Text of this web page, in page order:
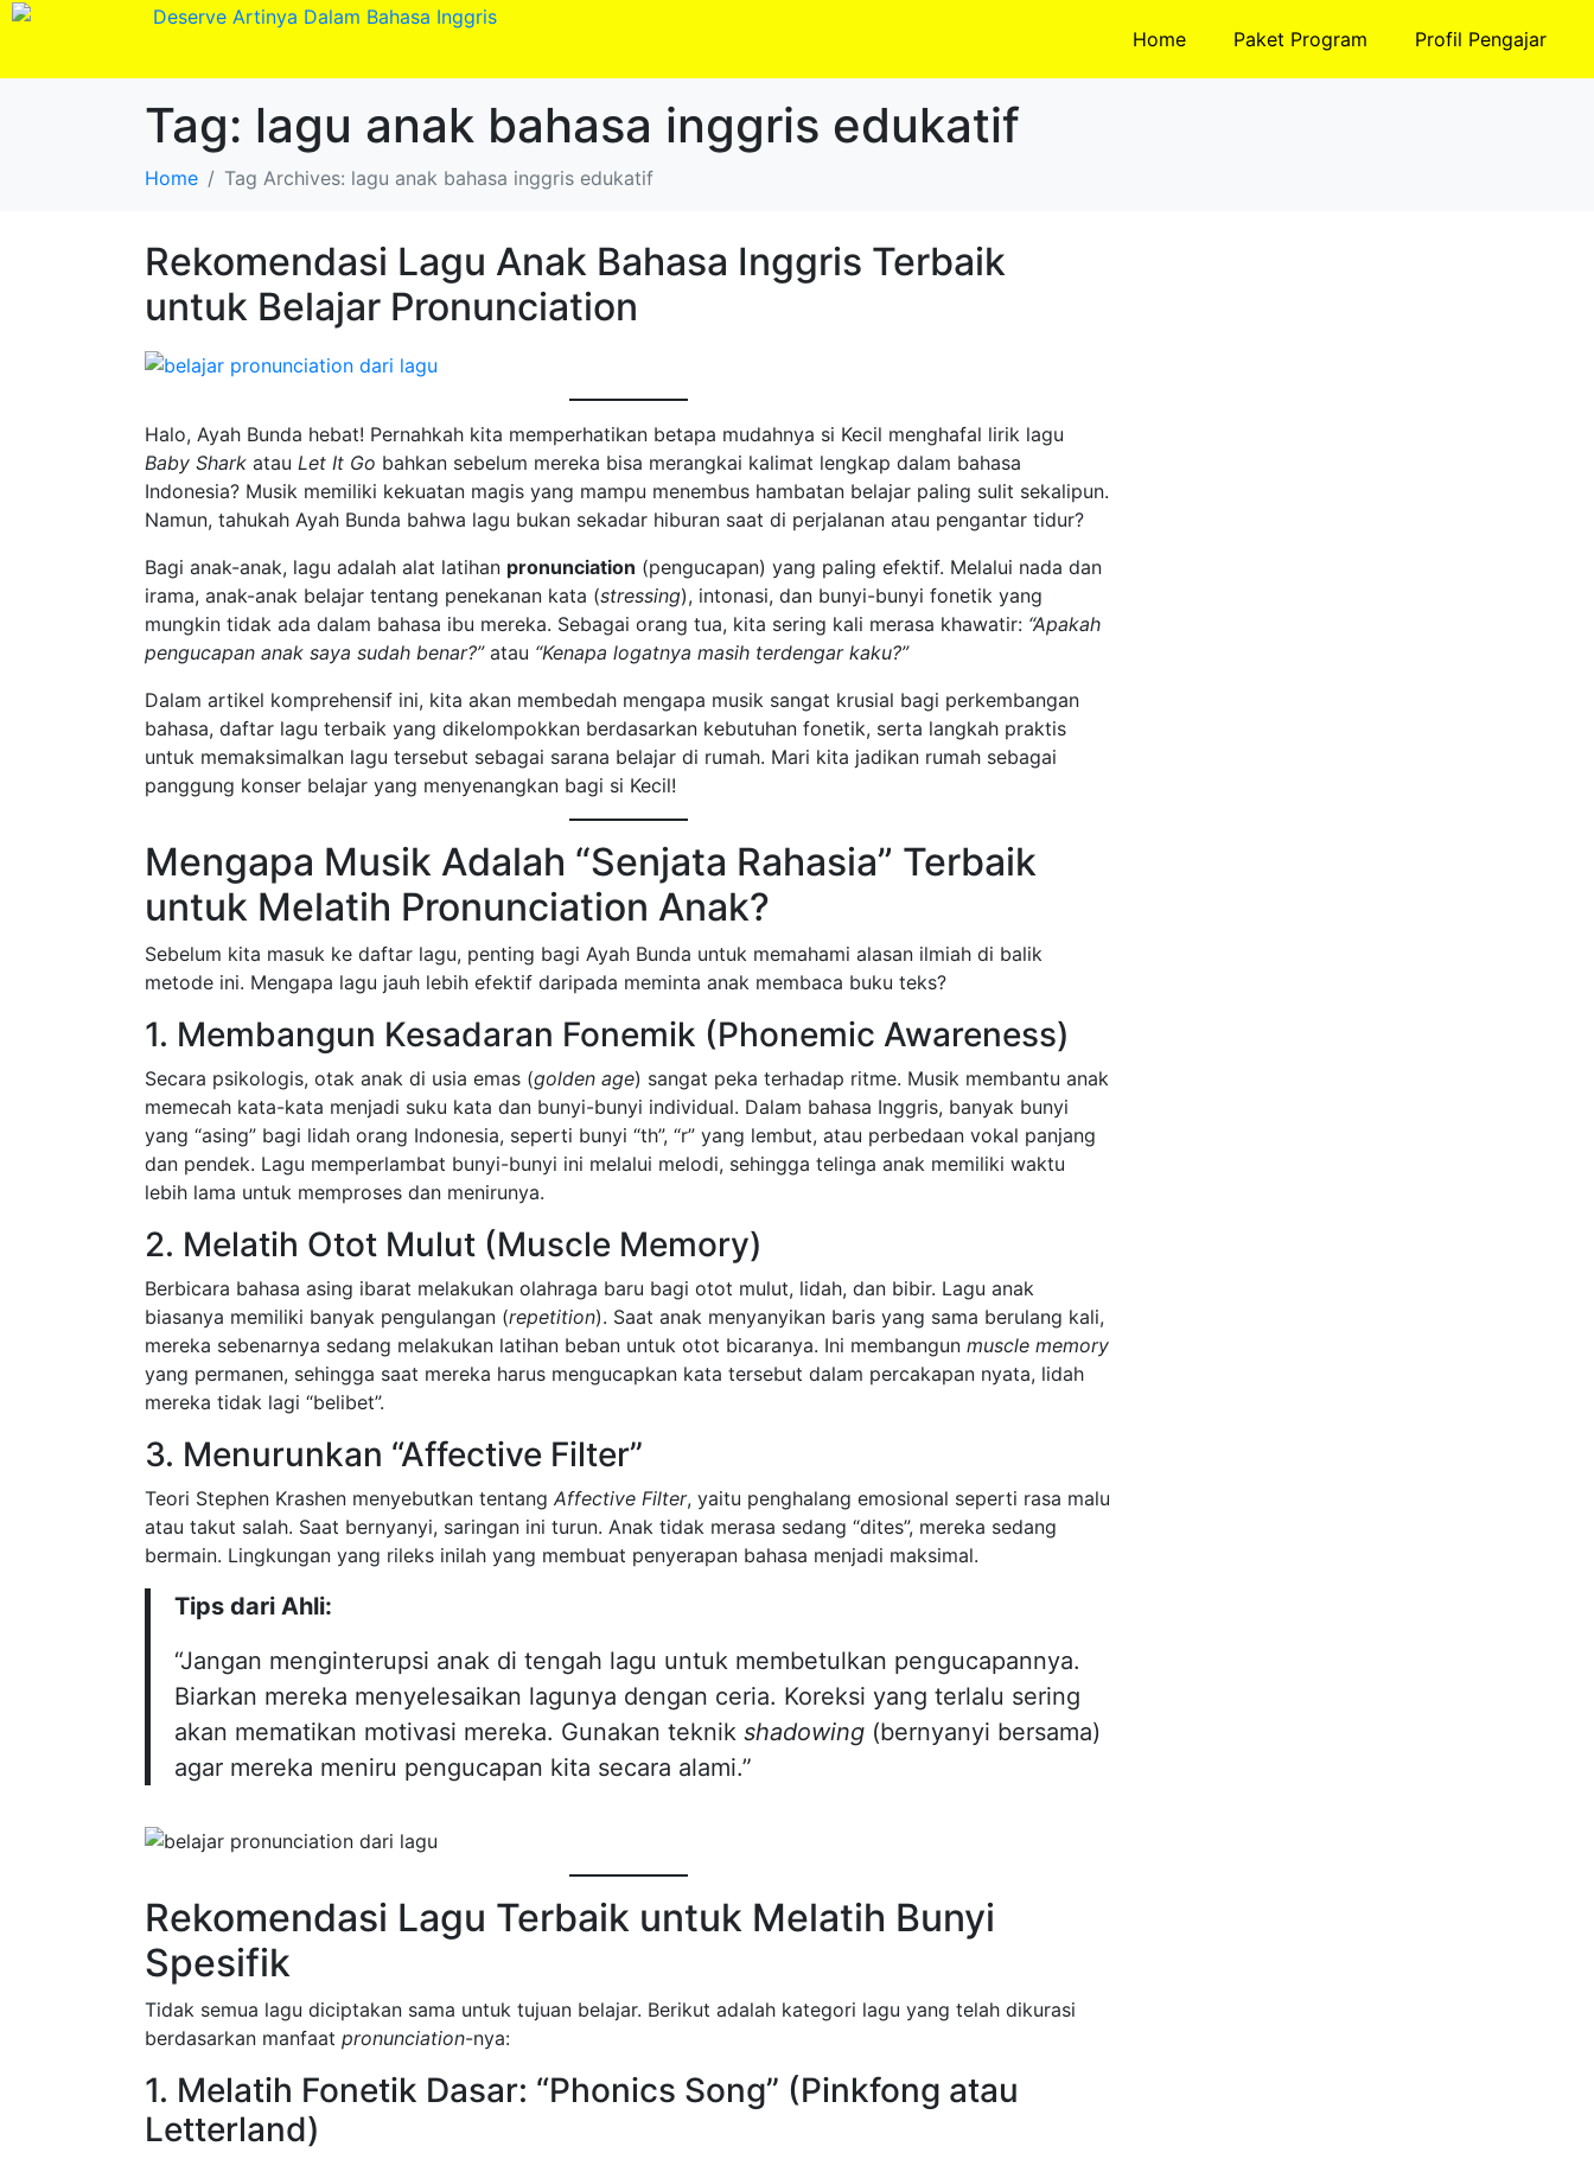
Home Paket Program Profil Pengajar
Tag: lagu anak bahasa inggris edukatif
Home Tag Archives: lagu anak bahasa inggris edukatif
Rekomendasi Lagu Anak Bahasa Inggris Terbaik
untuk Belajar Pronunciation
Halo, Ayah Bunda hebat! Pernahkah kita memperhatikan betapa mudahnya si Kecil menghafal lirik lagu
Baby Shark atau Let It Go bahkan sebelum mereka bisa merangkai kalimat lengkap dalam bahasa
Indonesia? Musik memiliki kekuatan magis yang mampu menembus hambatan belajar paling sulit sekalipun.
Namun, tahukah Ayah Bunda bahwa lagu bukan sekadar hiburan saat di perjalanan atau pengantar tidur?
Bagi anak-anak, lagu adalah alat latihan pronunciation (pengucapan) yang paling efektif. Melalui nada dan
irama, anak-anak belajar tentang penekanan kata (stressing), intonasi, dan bunyi-bunyi fonetik yang
mungkin tidak ada dalam bahasa ibu mereka. Sebagai orang tua, kita sering kali merasa khawatir: “Apakah
pengucapan anak saya sudah benar?”atau “Kenapa logatnya masih terdengar kaku?”
Dalam artikel komprehensif ini, kita akan membedah mengapa musik sangat krusial bagi perkembangan
bahasa, daftar lagu terbaik yang dikelompokkan berdasarkan kebutuhan fonetik, serta langkah praktis
untuk memaksimalkan lagu tersebut sebagai sarana belajar di rumah. Mari kita jadikan rumah sebagai
panggung konser belajar yang menyenangkan bagi si Kecil!
Mengapa Musik Adalah “Senjata Rahasia” Terbaik
untuk Melatih Pronunciation Anak?
Sebelum kita masuk ke daftar lagu, penting bagi Ayah Bunda untuk memahami alasan ilmiah di balik
metode ini. Mengapa lagu jauh lebih efektif daripada meminta anak membaca buku teks?
1. Membangun Kesadaran Fonemik (Phonemic Awareness)
Secara psikologis, otak anak di usia emas (golden age) sangat peka terhadap ritme. Musik membantu anak
memecah kata-kata menjadi suku kata dan bunyi-bunyi individual. Dalam bahasa Inggris, banyak bunyi
yang “asing” bagi lidah orang Indonesia, seperti bunyi “th”, “r” yang lembut, atau perbedaan vokal panjang
dan pendek. Lagu memperlambat bunyi-bunyi ini melalui melodi, sehingga telinga anak memiliki waktu
lebih lama untuk memproses dan menirunya.
2. Melatih Otot Mulut (Muscle Memory)
Berbicara bahasa asing ibarat melakukan olahraga baru bagi otot mulut, lidah, dan bibir. Lagu anak
biasanya memiliki banyak pengulangan (repetition). Saat anak menyanyikan baris yang sama berulang kali,
mereka sebenarnya sedang melakukan latihan beban untuk otot bicaranya. Ini membangun muscle memory
yang permanen, sehingga saat mereka harus mengucapkan kata tersebut dalam percakapan nyata, lidah
mereka tidak lagi “belibet”.
3. Menurunkan “Affective Filter”
Teori Stephen Krashen menyebutkan tentang Affective Filter, yaitu penghalang emosional seperti rasa malu
atau takut salah. Saat bernyanyi, saringan ini turun. Anak tidak merasa sedang “dites”, mereka sedang
bermain. Lingkungan yang rileks inilah yang membuat penyerapan bahasa menjadi maksimal.
Tips dari Ahli:
“Jangan menginterupsi anak di tengah lagu untuk membetulkan pengucapannya.
Biarkan mereka menyelesaikan lagunya dengan ceria. Koreksi yang terlalu sering
akan mematikan motivasi mereka. Gunakan teknik shadowing (bernyanyi bersama)
agar mereka meniru pengucapan kita secara alami.”
Rekomendasi Lagu Terbaik untuk Melatih Bunyi
Spesifik
Tidak semua lagu diciptakan sama untuk tujuan belajar. Berikut adalah kategori lagu yang telah dikurasi
berdasarkan manfaat pronunciation-nya:
1. Melatih Fonetik Dasar: “Phonics Song” (Pinkfong atau
Letterland)